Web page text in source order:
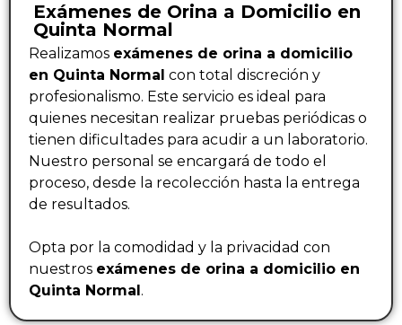
Exámenes de Orina a Domicilio en
Quinta Normal
Realizamos exámenes de orina a domicilio
en Quinta Normal con total discreción y
profesionalismo. Este servicio es ideal para
quienes necesitan realizar pruebas periódicas o
tienen dificultades para acudir a un laboratorio.
Nuestro personal se encargará de todo el
proceso, desde la recolección hasta la entrega
de resultados.
Opta por la comodidad y la privacidad con
nuestros exámenes de orina a domicilio en
Quinta Normal .